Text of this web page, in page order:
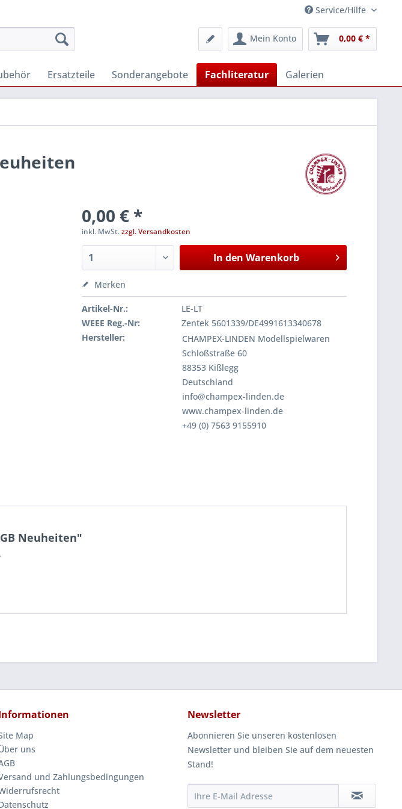
Service/Hilfe
Mein Konto
0,00 € *
Ersatzteile Sonderangebote Fachliteratur Galerien
0,00 € *
inkl. MwSt.zzgl. Versandkosten
In den Warenkorb
Merken
Artikel-Nr.:
LE-LT
WEEE Reg.-Nr:
Zentek 5601339/DE4991613340678
Hersteller:
CHAMPEX-LINDEN Modellspielwaren
Schloßstraße 60
88353 Kißlegg
Deutschland
info@champex-linden.de
www.champex-linden.de
+49 (0) 7563 9155910
Neuheiten"
Map
uns
und Zahlungsbedingungen
Newsletter
Abonnieren Sie unseren kostenlosen
Newsletter und bleiben Sie auf dem neuesten
Stand!